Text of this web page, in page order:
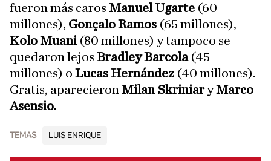
fueron más caros Manuel Ugarte (60
millones), Gonçalo Ramos (65 millones),
Kolo Muani(80 millones) y tampoco se
quedaron lejos Bradley Barcola(45
millones) o Lucas Hernández (40 millones).
Gratis, aparecieron Milan SkriniaryMarco
Asensio.
TEMAS LUIS ENRIQUE